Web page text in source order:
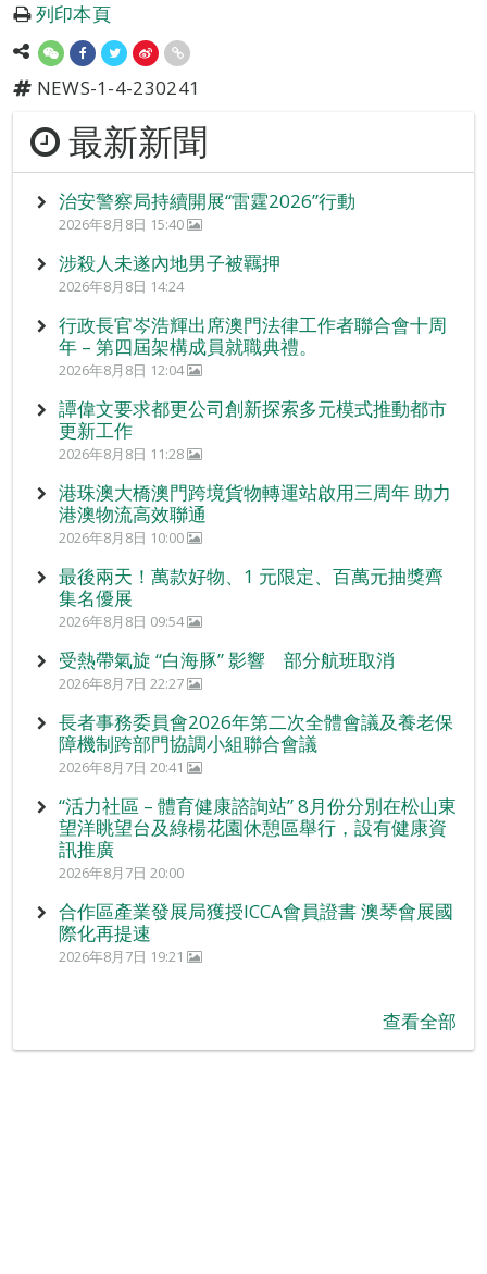
列印本頁
NEWS-1-4-230241
最新新聞
治安警察局持續開展“雷霆2026”行動
2026年8月8日 15:40
涉殺人未遂內地男子被羈押
2026年8月8日 14:24
行政長官岑浩輝出席澳門法律工作者聯合會十周
年 – 第四屆架構成員就職典禮。
2026年8月8日 12:04
譚偉文要求都更公司創新探索多元模式推動都市
更新工作
2026年8月8日 11:28
港珠澳大橋澳門跨境貨物轉運站啟用三周年 助力
港澳物流高效聯通
2026年8月8日 10:00
最後兩天！萬款好物、1 元限定、百萬元抽獎齊
集名優展
2026年8月8日 09:54
受熱帶氣旋 “白海豚” 影響 部分航班取消
2026年8月7日 22:27
長者事務委員會2026年第二次全體會議及養老保
障機制跨部門協調小組聯合會議
2026年8月7日 20:41
“活力社區 – 體育健康諮詢站” 8月份分別在松山東
望洋眺望台及綠楊花園休憩區舉行，設有健康資
訊推廣
2026年8月7日 20:00
合作區產業發展局獲授ICCA會員證書 澳琴會展國
際化再提速
2026年8月7日 19:21
查看全部